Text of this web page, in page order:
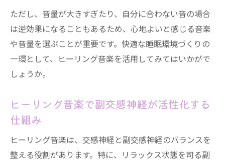
ただし、音量が大きすぎたり、自分に合わない音の場合
は逆効果になることもあるため、心地よいと感じる音楽
や音量を選ぶことが重要です。快適な睡眠環境づくりの
一環として、ヒーリング音楽を活用してみてはいかがで
しょうか。
ヒーリング音楽で副交感神経が活性化する
仕組み
ヒーリング音楽は、交感神経と副交感神経のバランスを
整える役割があります。特に、リラックス状態を司る副